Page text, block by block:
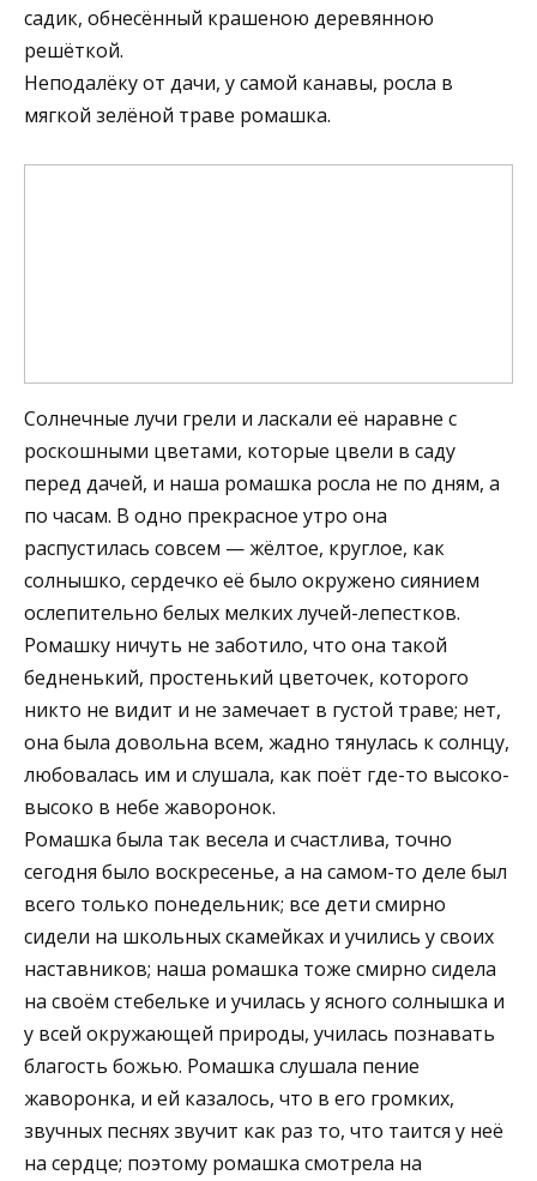
садик, обнесённый крашеною деревянною
решёткой.
Неподалёку от дачи, у самой канавы, росла в
мягкой зелёной траве ромашка.
Солнечные лучи грели и ласкали её наравне с
роскошными цветами, которые цвели в саду
перед дачей, и наша ромашка росла не по дням, а
по часам. В одно прекрасное утро она
распустилась совсем — жёлтое, круглое, как
солнышко, сердечко её было окружено сиянием
ослепительно белых мелких лучей-лепестков.
Ромашку ничуть не заботило, что она такой
бедненький, простенький цветочек, которого
никто не видит и не замечает в густой траве; нет,
она была довольна всем, жадно тянулась к солнцу,
любовалась им и слушала, как поёт где-то высоко-
высоко в небе жаворонок.
Ромашка была так весела и счастлива, точно
сегодня было воскресенье, а на самом-то деле был
всего только понедельник; все дети смирно
сидели на школьных скамейках и учились у своих
наставников; наша ромашка тоже смирно сидела
на своём стебельке и училась у ясного солнышка и
у всей окружающей природы, училась познавать
благость божью. Ромашка слушала пение
жаворонка, и ей казалось, что в его громких,
звучных песнях звучит как раз то, что таится у неё
на сердце; поэтому ромашка смотрела на